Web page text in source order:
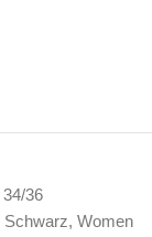
36
Schwarz, Women